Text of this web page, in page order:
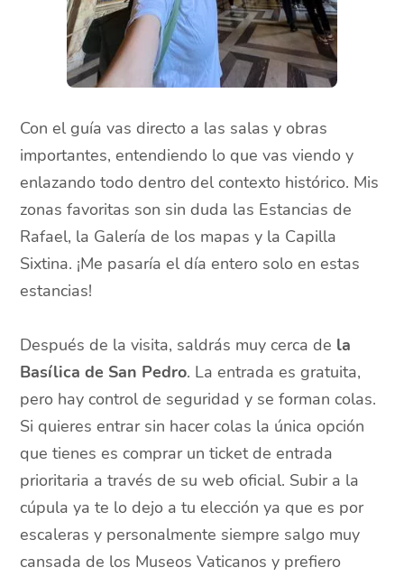
Con el guía vas directo a las salas y obras
importantes, entendiendo lo que vas viendo y
enlazando todo dentro del contexto histórico. Mis
zonas favoritas son sin duda las Estancias de
Rafael, la Galería de los mapas y la Capilla
Sixtina. ¡Me pasaría el día entero solo en estas
estancias!
Después de la visita, saldrás muy cerca de la
Basílica de San Pedro. La entrada es gratuita,
pero hay control de seguridad y se forman colas.
Si quieres entrar sin hacer colas la única opción
que tienes es comprar un ticket de entrada
prioritaria a través de su web oficial. Subir a la
cúpula ya te lo dejo a tu elección ya que es por
escaleras y personalmente siempre salgo muy
cansada de los Museos Vaticanos y prefiero